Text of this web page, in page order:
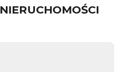
NIERUCHOMOŚCI